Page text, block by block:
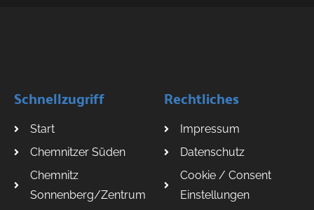
Schnellzugriff
Start
Chemnitzer Süden
Chemnitz
Sonnenberg/Zentrum
Rechtliches
Impressum
Datenschutz
Cookie / Consent
Einstellungen